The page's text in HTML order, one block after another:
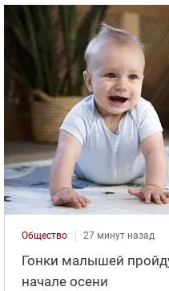
Общество 27 минут назад
Гонки малышей
начале осени